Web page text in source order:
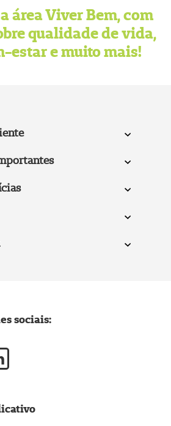
área Viver Bem, com
qualidade de vida,
estar e muito mais!
sociais: